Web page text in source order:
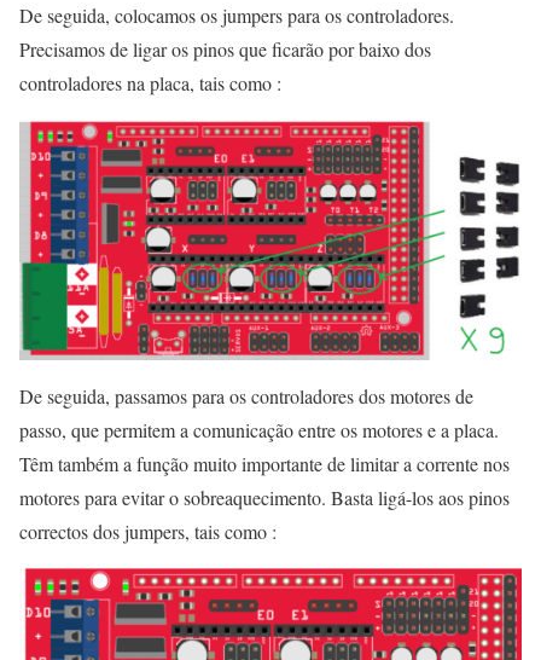
De seguida, colocamos os jumpers para os controladores.
Precisamos de ligar os pinos que ficarão por baixo dos
controladores na placa, tais como :
De seguida, passamos para os controladores dos motores de
passo, que permitem a comunicação entre os motores e a placa.
Têm também a função muito importante de limitar a corrente nos
motores para evitar o sobreaquecimento. Basta ligá-los aos pinos
correctos dos jumpers, tais como :